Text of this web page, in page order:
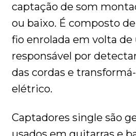
captação de som
ou baixo. É composto
fio enrolada em volta de
responsável por
das cordas e
elétrico.
Captadores single são